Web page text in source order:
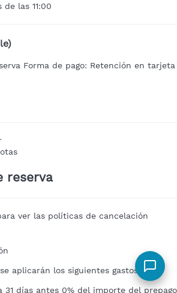
de las 11:00
Forma de pago: Retención en tarjeta
reserva
ver las políticas de cancelación
aplicarán los siguientes gastos
31 días antes 0% del importe del prepago